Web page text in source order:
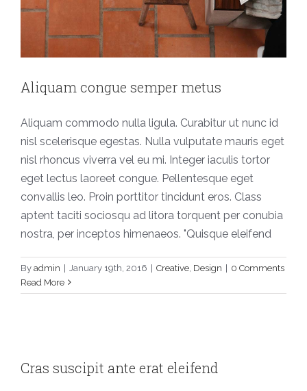
Aliquam congue semper metus
Aliquam commodo nulla ligula. Curabitur ut nunc id
nisl scelerisque egestas. Nulla vulputate mauris eget
nisl rhoncus viverra vel eu mi. Integer iaculis tortor
eget lectus laoreet congue. Pellentesque eget
convallis leo. Proin porttitor tincidunt eros. Class
aptent taciti sociosqu ad litora torquent per conubia
nostra, per inceptos himenaeos. "Quisque eleifend
By admin | January 19th, 2016 | Creative Design | 0 Comments
Read More
Creative News
Cras suscipit ante erat eleifend